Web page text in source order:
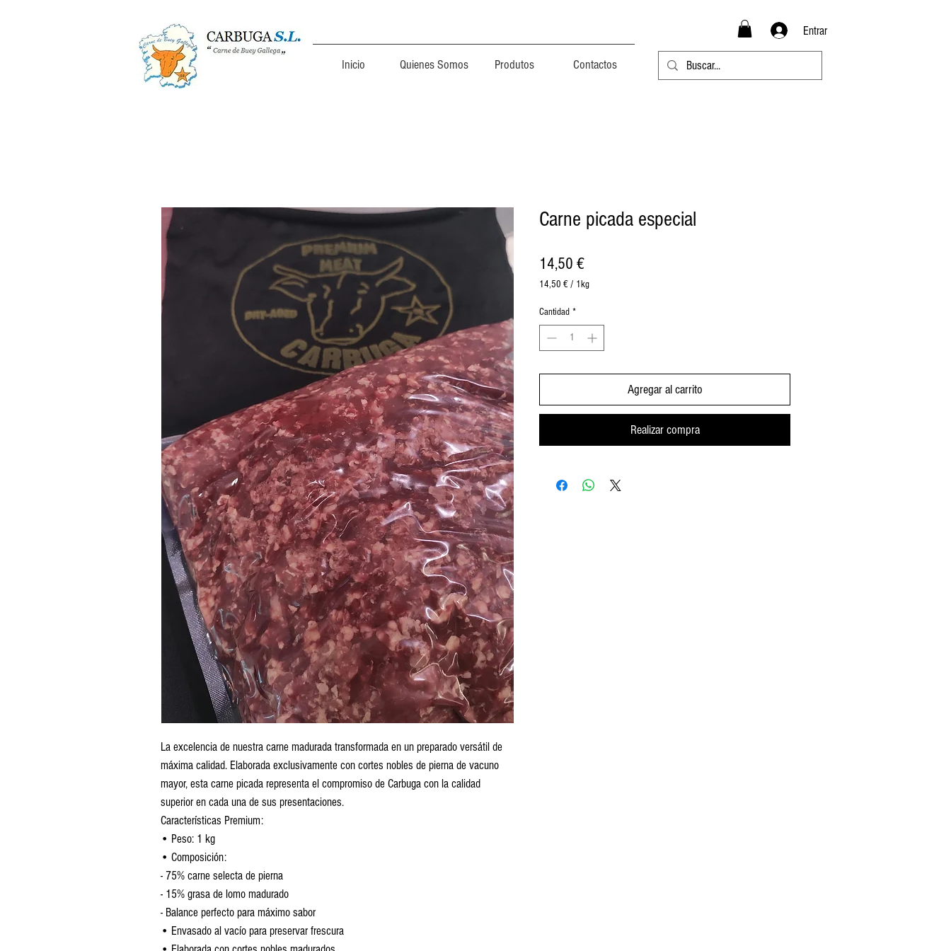
Inicio Quienes Somos Produtos Contactos
Entrar
La excelencia de nuestra carne madurada transformada en un preparado versátil de
máxima calidad. Elaborada exclusivamente con cortes nobles de pierna de vacuno
mayor, esta carne picada representa el compromiso de Carbuga con la calidad
superior en cada una de sus presentaciones.
Características Premium:
• Peso: 1 kg
• Composición:
- 75% carne selecta de pierna
- 15% grasa de lomo madurado
- Balance perfecto para máximo sabor
• Envasado al vacío para preservar frescura
Carne picada especial
14,50 €Precio
14,50 €/ 1kg
por
1
Kilogramos
Cantidad *
Agregar al carrito
Realizar compra